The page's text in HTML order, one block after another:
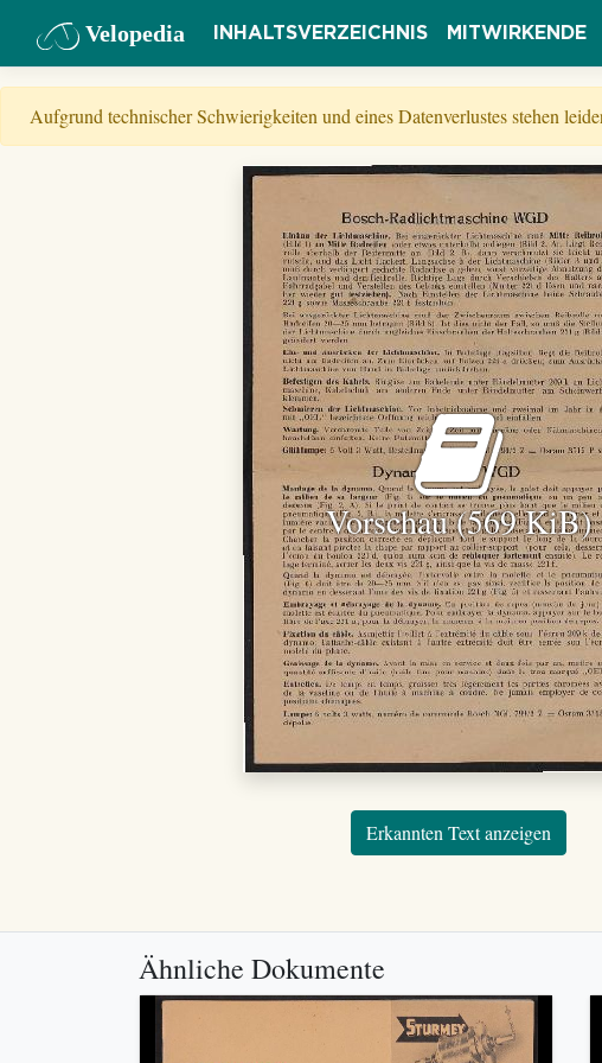
Velopedia INHALTSVERZEICHNIS MITWIRKENDE
Aufgrund technischer Schwierigkeiten und eines Datenverlustes stehen
Vorschau (569 KiB)
Erkannten Text anzeigen
Ähnliche Dokumente